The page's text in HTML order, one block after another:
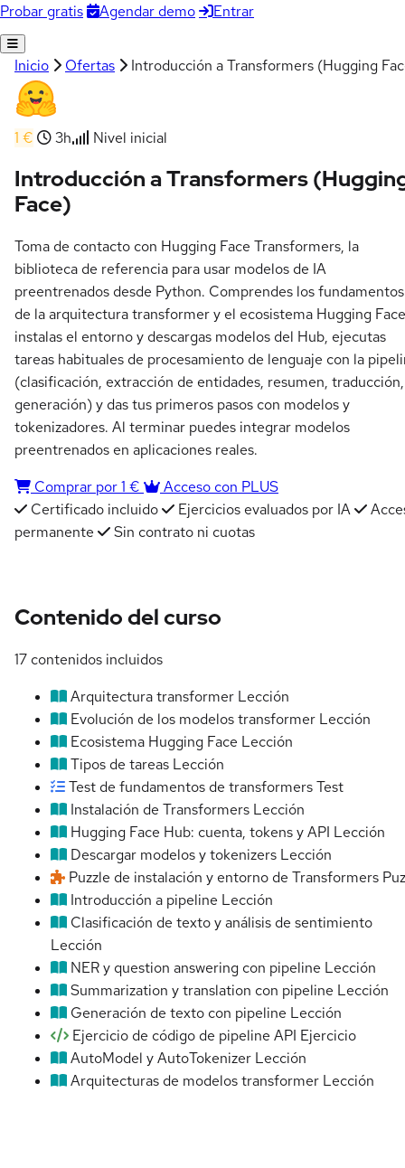
Probar gratis
Agendar demo Entrar
Inicio Ofertas Introducción a Transformers (Hugging
1 € 3h Nivel inicial
Introducción a Transformers
Face)
Toma de contacto con Hugging Face Transformers, la
biblioteca de referencia para usar modelos de IA
preentrenados desde Python. Comprendes los fundamentos
de la arquitectura transformer y el ecosistema Hugging
instalas el entorno y descargas modelos del Hub, ejecutas
tareas habituales de procesamiento de lenguaje con la
(clasificación, extracción de entidades, resumen, traducción,
generación) y das tus primeros pasos con modelos y
tokenizadores. Al terminar puedes integrar modelos
preentrenados en aplicaciones reales.
Comprar por 1 €
Acceso con PLUS
Certificado incluido
Ejercicios evaluados por IA
permanente
Sin contrato ni cuotas
Contenido del curso
17 contenidos incluidos
Arquitectura transformer Lección
Evolución de los modelos transformer Lección
Ecosistema Hugging Face Lección
Tipos de tareas Lección
Test de fundamentos de transformersTest
Instalación de Transformers Lección
Hugging Face Hub: cuenta, tokens y API Lección
Descargar modelos y tokenizers Lección
Puzzle de instalación y entorno de Transformers
Introducción a pipeline Lección
Clasificación de texto y análisis de sentimiento
Lección
NER y question answering con pipeline Lección
Summarization y translation con pipeline Lección
Generación de texto con pipeline Lección
Ejercicio de código de pipeline API Ejercicio
AutoModel y AutoTokenizer Lección
Arquitecturas de modelos transformer Lección